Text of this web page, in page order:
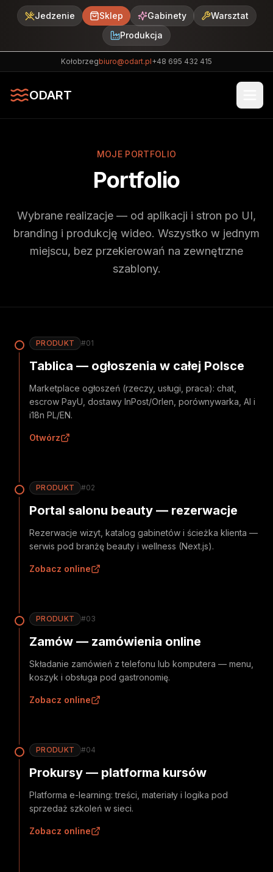
Jedzenie Sklep Gabinety
Warsztat
Produkcja
Kołobrzegbiuro@odart.pl+48 695 432 415
ODART
MOJE PORTFOLIO
Portfolio
Wybrane realizacje — od aplikacji i stron po UI,
branding i produkcję wideo. Wszystko w jednym
miejscu, bez przekierowań na zewnętrzne
szablony.
PRODUKT #01
Tablica — ogłoszenia w całej Polsce
Marketplace ogłoszeń (rzeczy, usługi, praca): chat,
escrow PayU, dostawy InPost/Orlen, porównywarka, AI i
i18n PL/EN.
Otwórz
PRODUKT #02
Portal salonu beauty — rezerwacje
Rezerwacje wizyt, katalog gabinetów i ścieżka klienta —
serwis pod branżę beauty i wellness (Next.js).
Zobacz online
PRODUKT #03
Zamów — zamówienia online
Składanie zamówień z telefonu lub komputera — menu,
koszyk i obsługa pod gastronomię.
Zobacz online
PRODUKT #04
Prokursy — platforma kursów
Platforma e-learning: treści, materiały i logika pod
sprzedaż szkoleń w sieci.
Zobacz online